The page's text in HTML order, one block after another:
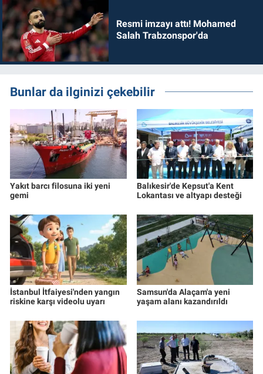
Resmi imzayı attı! Mohamed
Salah Trabzonspor'da
Bunlar da ilginizi çekebilir
Yakıt barcı filosuna iki yeni
gemi
Balıkesir'de Kepsut'a Kent
Lokantası ve altyapı desteği
İstanbul İtfaiyesi'nden yangın
riskine karşı videolu uyarı
Samsun'da Alaçam'a yeni
yaşam alanı kazandırıldı